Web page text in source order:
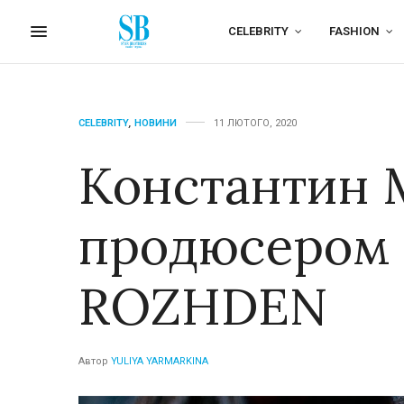
CELEBRITY FASHION
CELEBRITY, НОВИНИ 11 ЛЮТОГО, 2020
Константин
продюсером
ROZHDEN
Автор YULIYA YARMARKINA